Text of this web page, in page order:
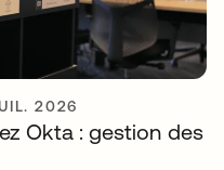
2026
Okta : gestion des